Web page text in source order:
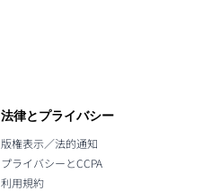
法律とプライバシー
版権表示／法的通知
プライバシーとCCPA
利用規約